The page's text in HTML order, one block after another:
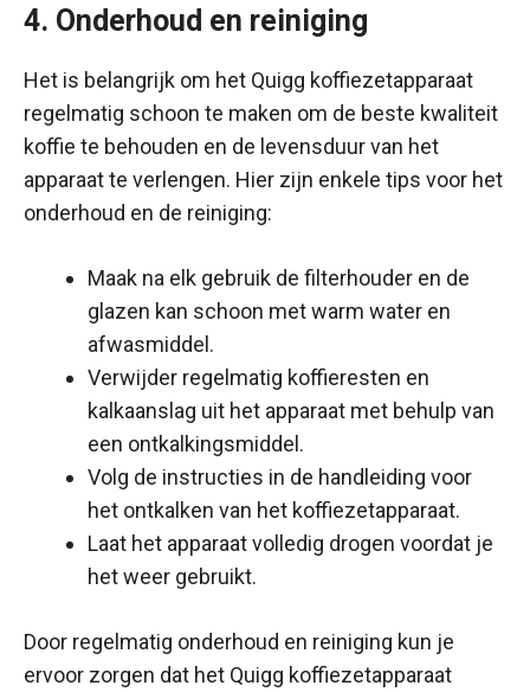
4. Onderhoud en reiniging
Het is belangrijk om het Quigg koffiezetapparaat
regelmatig schoon te maken om de beste kwaliteit
koffie te behouden en de levensduur van het
apparaat te verlengen. Hier zijn enkele tips voor het
onderhoud en de reiniging:
Maak na elk gebruik de filterhouder en de
glazen kan schoon met warm water en
afwasmiddel.
Verwijder regelmatig koffieresten en
kalkaanslag uit het apparaat met behulp van
een ontkalkingsmiddel.
Volg de instructies in de handleiding voor
het ontkalken van het koffiezetapparaat.
Laat het apparaat volledig drogen voordat je
het weer gebruikt.
Door regelmatig onderhoud en reiniging kun je
ervoor zorgen dat het Quigg koffiezetapparaat